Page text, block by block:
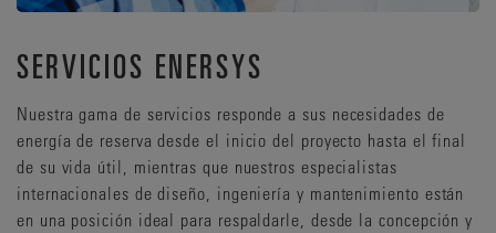
SERVICIOS ENERSYS
Nuestra gama de servicios responde a sus necesidades de
energía de reserva desde el inicio del proyecto hasta el final
de su vida útil, mientras que nuestros especialistas
internacionales de diseño, ingeniería y mantenimiento están
en una posición ideal para respaldarle, desde la concepción y